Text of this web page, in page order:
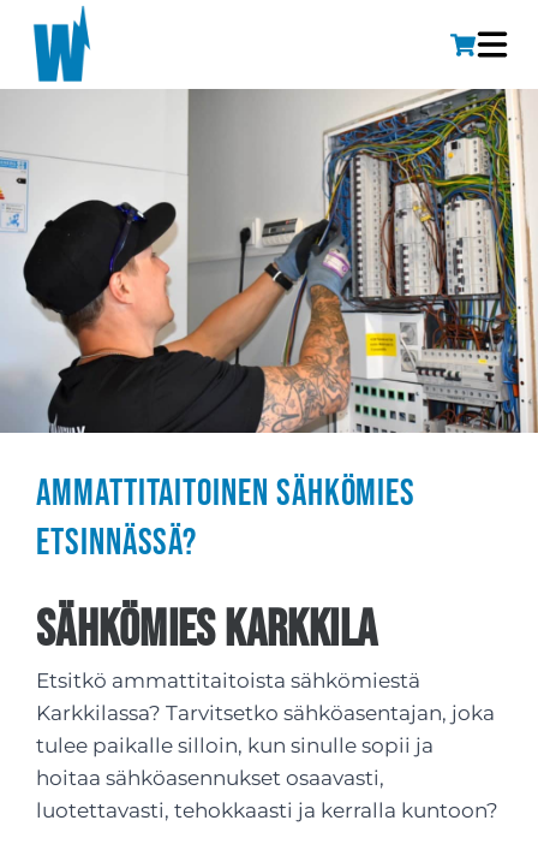
Ammattitaitoinen sähkömies
etsinnässä?
sähkömies Karkkila
Etsitkö ammattitaitoista sähkömiestä
Karkkilassa? Tarvitsetko sähköasentajan, joka
tulee paikalle silloin, kun sinulle sopii ja
hoitaa sähköasennukset osaavasti,
luotettavasti, tehokkaasti ja kerralla kuntoon?